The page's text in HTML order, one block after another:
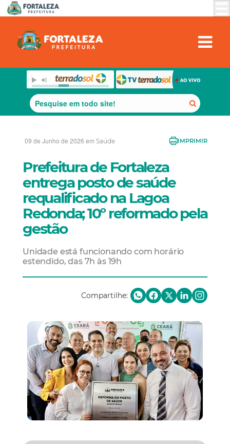
09 de Junho de 2026 em Saúde IMPRIMIR
Prefeitura de Fortaleza
entrega posto de saúde
requalificado na Lagoa
Redonda; 10º reformado pela
gestão
Unidade está funcionando com horário
estendido, das 7h às 19h
Compartilhe: